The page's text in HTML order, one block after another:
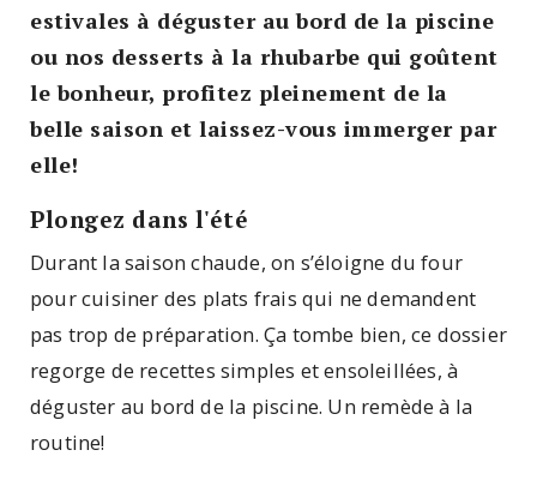
estivales à déguster au bord de la piscine
ou nos desserts à la rhubarbe qui goûtent
le bonheur, profitez pleinement de la
belle saison et laissez-vous immerger par
elle!
Plongez dans l'été
Durant la saison chaude, on s’éloigne du four
pour cuisiner des plats frais qui ne demandent
pas trop de préparation. Ça tombe bien, ce dossier
regorge de recettes simples et ensoleillées, à
déguster au bord de la piscine. Un remède à la
routine!